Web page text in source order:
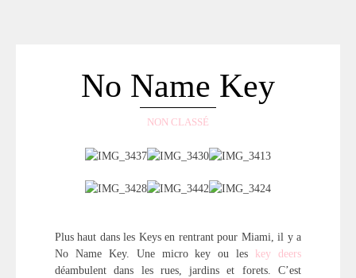
LOOKBOOK
ARCHIVES
No Name Key
NON CLASSÉ
Plus haut dans les Keys en rentrant pour Miami, il y a
No Name Key. Une micro key ou les
key deers
déambulent dans les rues, jardins et forets. C’est